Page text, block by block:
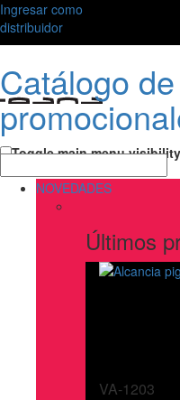
Ingresar como
distribuidor
Catálogo
Toggle main menu visibility
NOVEDADES
Últimos
VA-1203